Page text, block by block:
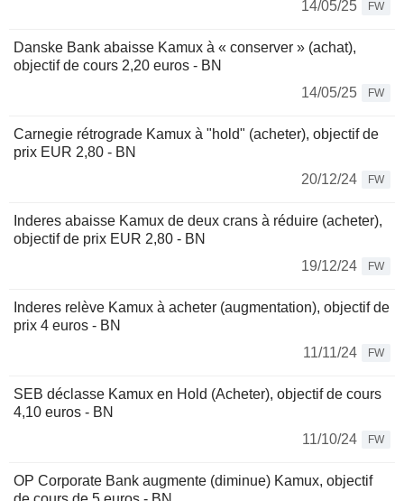
14/05/25
FW
Danske Bank abaisse Kamux à « conserver » (achat),
objectif de cours 2,20 euros - BN
14/05/25
FW
Carnegie rétrograde Kamux à "hold" (acheter), objectif de
prix EUR 2,80 - BN
20/12/24
FW
Inderes abaisse Kamux de deux crans à réduire (acheter),
objectif de prix EUR 2,80 - BN
19/12/24
FW
Inderes relève Kamux à acheter (augmentation), objectif de
prix 4 euros - BN
11/11/24
FW
SEB déclasse Kamux en Hold (Acheter), objectif de cours
4,10 euros - BN
11/10/24
FW
OP Corporate Bank augmente (diminue) Kamux, objectif